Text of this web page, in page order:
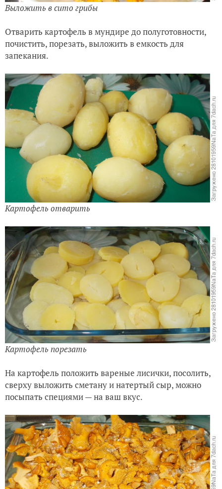
Выложить в сито грибы
Отварить картофель в мундире до полуготовности,
почистить, порезать, выложить в емкость для
запекания.
Картофель отварить
Картофель порезать
На картофель положить вареные лисички, посолить,
сверху выложить сметану и натертый сыр, можно
посыпать специями — на ваш вкус.